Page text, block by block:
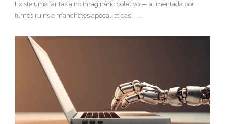
Existe uma fantasia no imaginário coletivo — alimentada por
filmes ruins e manchetes apocalípticas —...